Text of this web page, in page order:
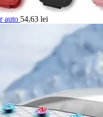
auto 54,63 lei